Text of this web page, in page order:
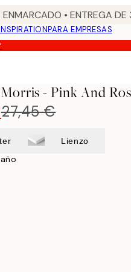
• ENTREGA
PARA EMPRESAS
- Pink And
27,45 €
Lienzo